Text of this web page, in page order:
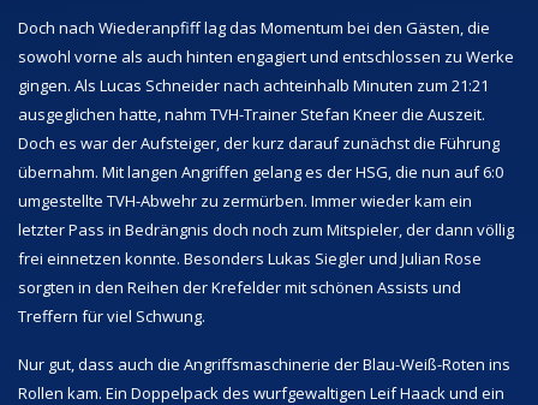
Doch nach Wiederanpfiff lag das Momentum bei den Gästen, die
sowohl vorne als auch hinten engagiert und entschlossen zu Werke
gingen. Als Lucas Schneider nach achteinhalb Minuten zum 21:21
ausgeglichen hatte, nahm TVH-Trainer Stefan Kneer die Auszeit.
Doch es war der Aufsteiger, der kurz darauf zunächst die Führung
übernahm. Mit langen Angriffen gelang es der HSG, die nun auf 6:0
umgestellte TVH-Abwehr zu zermürben. Immer wieder kam ein
letzter Pass in Bedrängnis doch noch zum Mitspieler, der dann völlig
frei einnetzen konnte. Besonders Lukas Siegler und Julian Rose
sorgten in den Reihen der Krefelder mit schönen Assists und
Treffern für viel Schwung.
Nur gut, dass auch die Angriffsmaschinerie der Blau-Weiß-Roten ins
Rollen kam. Ein Doppelpack des wurfgewaltigen Leif Haack und ein